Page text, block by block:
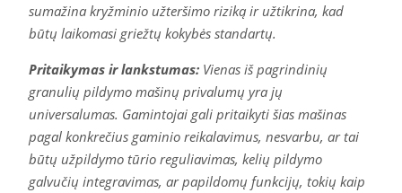
sumažina kryžminio užteršimo riziką ir užtikrina, kad
būtų laikomasi griežtų kokybės standartų.
Pritaikymas ir lankstumas:Vienas iš pagrindinių
granulių pildymo mašinų privalumų yra jų
universalumas. Gamintojai gali pritaikyti šias mašinas
pagal konkrečius gaminio reikalavimus, nesvarbu, ar tai
būtų užpildymo tūrio reguliavimas, kelių pildymo
galvučių integravimas, ar papildomų funkcijų, tokių kaip